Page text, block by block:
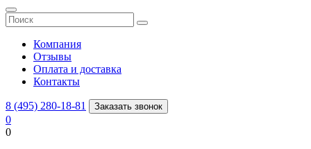
Компания
Отзывы
Оплата и доставка
Контакты
8 (495) 280-18-81 Заказать звонок
0
0